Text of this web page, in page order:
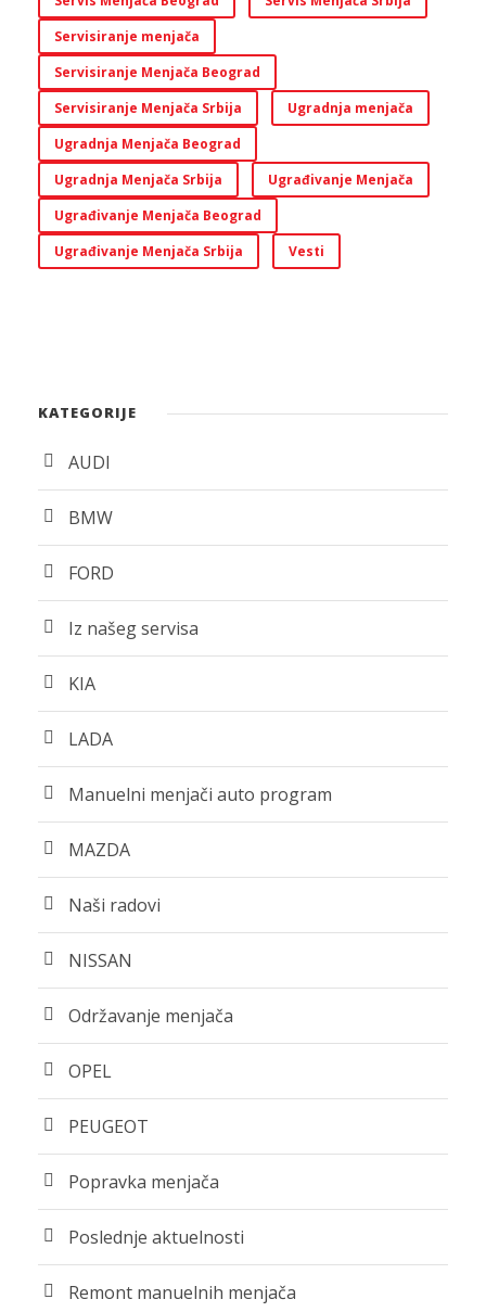
Servisiranje menjača
Servisiranje Menjača Beograd
Servisiranje Menjača Srbija
Ugradnja menjača
Ugradnja Menjača Beograd
Ugradnja Menjača Srbija
Ugrađivanje Menjača
Ugrađivanje Menjača Beograd
Ugrađivanje Menjača Srbija
Vesti
KATEGORIJE
AUDI
BMW
FORD
Iz našeg servisa
KIA
LADA
Manuelni menjači auto program
MAZDA
Naši radovi
NISSAN
Održavanje menjača
OPEL
PEUGEOT
Popravka menjača
Poslednje aktuelnosti
Remont manuelnih menjača